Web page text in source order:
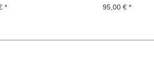
*
2026 . Ltd. Ed.
95,00 € *